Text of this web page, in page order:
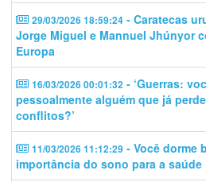
29/03/2026 18:59:24 - Caratecas
Jorge Miguel e Mannuel Jhúnyor
Europa
16/03/2026 00:01:32 - ‘Guerras:
pessoalmente alguém que já
conflitos?’
11/03/2026 11:12:29 - Você dorme
importância do sono para a saúde